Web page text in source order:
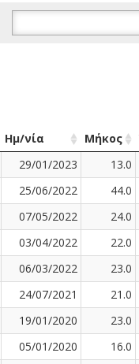
Ημ/νία Μήκος
29/01/2023 13.0
25/06/2022 44.0
07/05/2022 24.0
03/04/2022 22.0
06/03/2022 23.0
24/07/2021 21.0
19/01/2020 23.0
05/01/2020 16.0